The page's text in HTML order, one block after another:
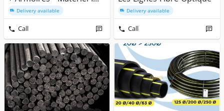
Delivery available
Call
Delivery available
Call